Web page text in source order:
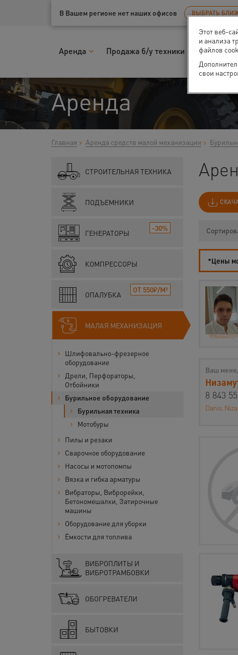
Ваш город:Казань
В Вашем регионе нет наших офисов ВЫБРАТЬ
Аренда Продажа б/у техники Запчасти
Аренда
Главная Аренда средств малой механизации
СТРОИТЕЛЬНАЯ ТЕХНИКА
ПОДЪЕМНИКИ
ГЕНЕРАТОРЫ
-30%
КОМПРЕССОРЫ
ОПАЛУБКА
ОТ 550₽/М²
МАЛАЯ МЕХАНИЗАЦИЯ
Шлифовально-фрезерное
оборудование
Дрели, Перфораторы,
Отбойники
Бурильное оборудование
Бурильная техника
Мотобуры
Пилы и резаки
Сварочное оборудование
Насосы и мотопомпы
Вязка и гибка арматуры
Вибраторы, Виброрейки,
Бетономешалки, Затирочные
машины
Оборудование для уборки
Ёмкости для топлива
ВИБРОПЛИТЫ И
ВИБРОТРАМБОВКИ
ОБОГРЕВАТЕЛИ
БЫТОВКИ
*Цены
Ваш
8 843
Этот веб-
и анализа
файлов
свои